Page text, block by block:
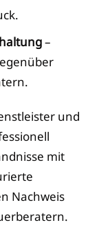
–
und
mit
Nachweis